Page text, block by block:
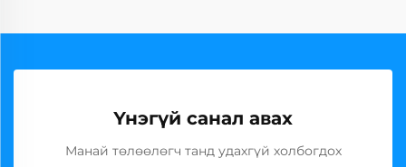
Үнэгүй санал авах
Манай төлөөлөгч танд удахгүй холбогдох